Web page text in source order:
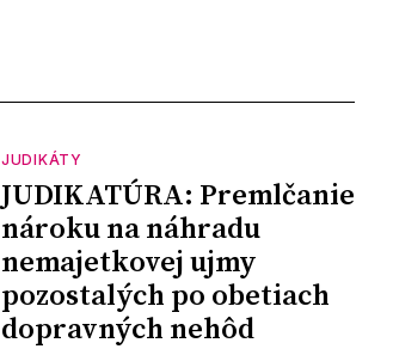
JUDIKÁTY
JUDIKATÚRA: Premlčanie
nároku na náhradu
nemajetkovej ujmy
pozostalých po obetiach
dopravných nehôd